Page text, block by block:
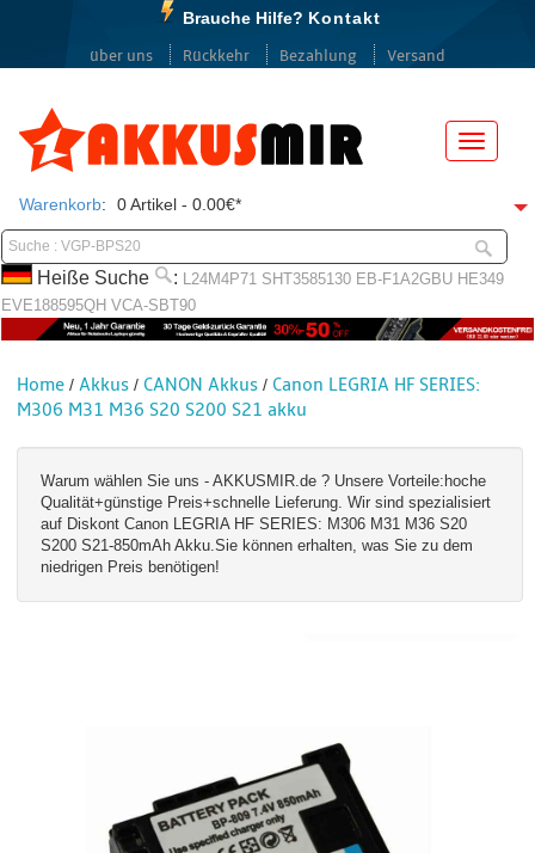
Brauche Hilfe? Kontakt
über uns
Rückkehr Bezahlung Versand
Menü
Warenkorb: 0 Artikel - 0.00€*
Heiße Suche : L24M4P71 SHT3585130 EB-F1A2GBU HE349
EVE188595QH VCA-SBT90
Home / Akkus / CANON Akkus / Canon LEGRIA HF SERIES:
M306 M31 M36 S20 S200 S21 akku
Warum wählen Sie uns - AKKUSMIR.de ? Unsere Vorteile:hoche
Qualität+günstige Preis+schnelle Lieferung. Wir sind spezialisiert
auf Diskont Canon LEGRIA HF SERIES: M306 M31 M36 S20
S200 S21-850mAh Akku.Sie können erhalten, was Sie zu dem
niedrigen Preis benötigen!